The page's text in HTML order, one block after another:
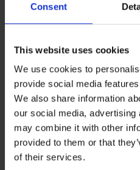
Consent
This website uses cookies
We use cookies to
provide social media
We also share information
our social media,
may combine it with other
provided to them or that
of their services.
02 205 703 40
info@astratex.sk
Newsletter
Prihláste sa do newsletteru a
novinky